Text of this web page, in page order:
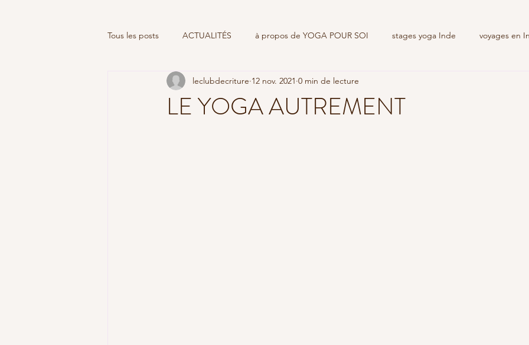
Tous les posts ACTUALITÉS à propos de YOGA POUR SOI stages yoga Inde voyages en
YOGA SUTRA PRATIQUE ET THÉORIE STAGE YOGA EN FRANCE
LE YOGA AUTREMENT
leclubdecriture 12 nov. 2021 0 min de lecture